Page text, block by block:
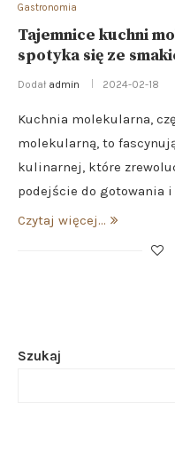
Gastronomia
Tajemnice kuchni
spotyka się ze
Dodał admin 2024-02-18
Kuchnia molekularna,
molekularną, to
kulinarnej, które
podejście do gotowania
Czytaj więcej...
Szukaj